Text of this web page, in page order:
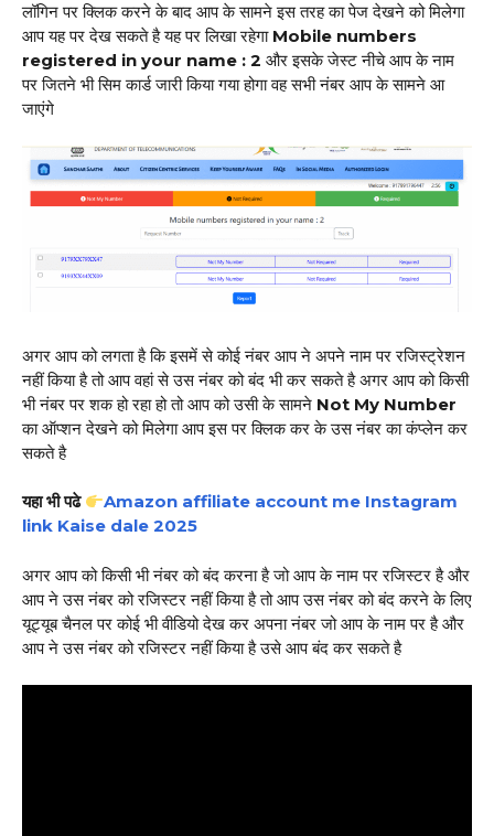
लॉगिन पर क्लिक करने के बाद आप के सामने इस तरह का पेज देखने को मिलेगा
आप यह पर देख सकते है यह पर लिखा रहेगा Mobile numbers
registered in your name : 2 और इसके जेस्ट नीचे आप के नाम
पर जितने भी सिम कार्ड जारी किया गया होगा वह सभी नंबर आप के सामने आ
जाएंगे
अगर आप को लगता है कि इसमें से कोई नंबर आप ने अपने नाम पर रजिस्ट्रेशन
नहीं किया है तो आप वहां से उस नंबर को बंद भी कर सकते है अगर आप को किसी
भी नंबर पर शक हो रहा हो तो आप को उसी के सामने Not My Number
का ऑप्शन देखने को मिलेगा आप इस पर क्लिक कर के उस नंबर का कंप्लेन कर
सकते है
यहा भी पढे
Amazon affiliate account me Instagram
link Kaise dale 2025
अगर आप को किसी भी नंबर को बंद करना है जो आप के नाम पर रजिस्टर है और
आप ने उस नंबर को रजिस्टर नहीं किया है तो आप उस नंबर को बंद करने के लिए
यूट्यूब चैनल पर कोई भी वीडियो देख कर अपना नंबर जो आप के नाम पर है और
आप ने उस नंबर को रजिस्टर नहीं किया है उसे आप बंद कर सकते है